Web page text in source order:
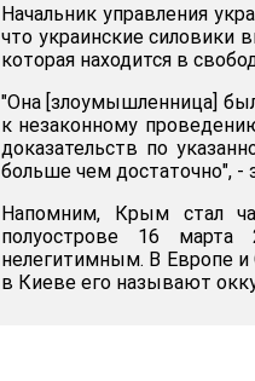
Начальник управления
что украинские
которая находится в
"Она [злоумышленница]
к незаконному
доказательств по
больше чем достаточно", -
Напомним, Крым стал
полуострове 16
нелегитимным. В Европе
в Киеве его называют